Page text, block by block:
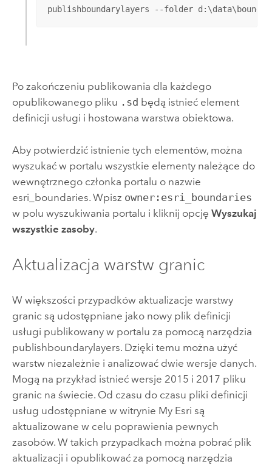
publishboundarylayers --folder
Po zakończeniu publikowania dla każdego
opublikowanego pliku .sd będą istnieć element
definicji usługi i hostowana warstwa obiektowa.
Aby potwierdzić istnienie tych elementów, można
wyszukać w portalu wszystkie elementy należące do
wewnętrznego członka portalu o nazwie
esri_boundaries. Wpisz owner:esri_boundaries
w polu wyszukiwania portalu i kliknij opcję Wyszukaj
wszystkie zasoby.
Aktualizacja warstw granic
W większości przypadków aktualizacje warstwy
granic są udostępniane jako nowy plik definicji
usługi publikowany w portalu za pomocą narzędzia
publishboundarylayers. Dzięki temu można użyć
warstw niezależnie i analizować dwie wersje danych.
Mogą na przykład istnieć wersje 2015 i 2017 pliku
granic na świecie. Od czasu do czasu pliki definicji
usług udostępniane w witrynie My Esri są
aktualizowane w celu poprawienia pewnych
zasobów. W takich przypadkach można pobrać plik
aktualizacji i opublikować za pomocą narzędzia